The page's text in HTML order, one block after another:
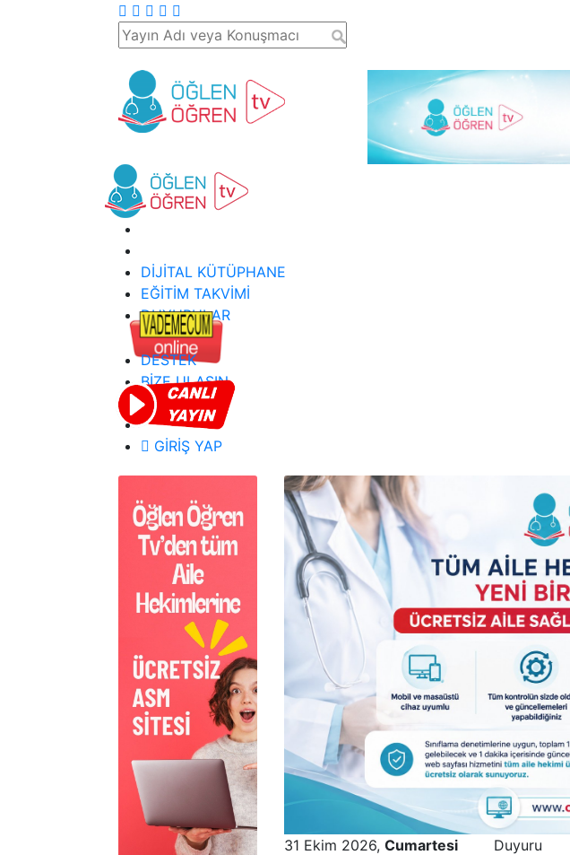
DİJİTAL KÜTÜPHANE
EĞİTİM TAKVİMİ
DUYURULAR
DESTEK
BİZE ULAŞIN
GİRİŞ YAP
31 Ekim 2026, Cumartesi Duyuru